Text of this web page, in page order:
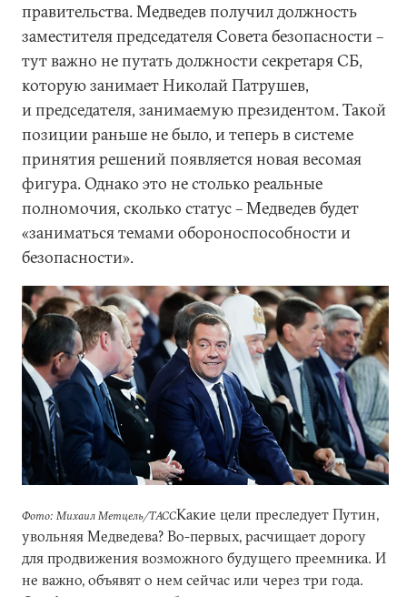
правительства. Медведев получил должность
заместителя председателя Совета безопасности –
тут важно не путать должности секретаря СБ,
которую занимает Николай Патрушев,
и председателя, занимаемую президентом. Такой
позиции раньше не было, и теперь в системе
принятия решений появляется новая весомая
фигура. Однако это не столько реальные
полномочия, сколько статус – Медведев будет
«заниматься темами обороноспособности и
безопасности».
Фото: Михаил Метцель/ТАССКакие цели преследует Путин,
увольняя Медведева? Во-первых, расчищает дорогу
для продвижения возможного будущего преемника. И
не важно, объявят о нем сейчас или через три года.